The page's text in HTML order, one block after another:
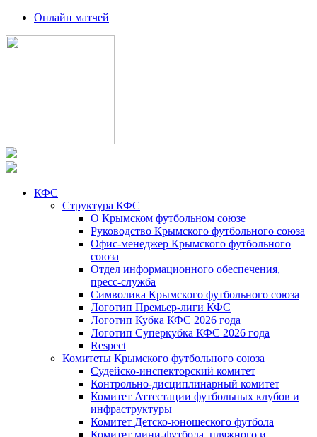
Онлайн матчей
КФС
Структура КФС
О Крымском футбольном союзе
Руководство Крымского футбольного союза
Офис-менеджер Крымского футбольного
союза
Отдел информационного обеспечения,
пресс-служба
Символика Крымского футбольного союза
Логотип Премьер-лиги КФС
Логотип Кубка КФС 2026 года
Логотип Суперкубка КФС 2026 года
Respect
Комитеты Крымского футбольного союза
Судейско-инспекторский комитет
Контрольно-дисциплинарный комитет
Комитет Аттестации футбольных клубов и
инфраструктуры
Комитет Детско-юношеского футбола
Комитет мини-футбола, пляжного и